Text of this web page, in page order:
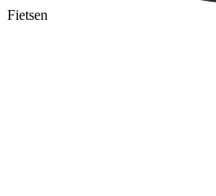
Fietsen